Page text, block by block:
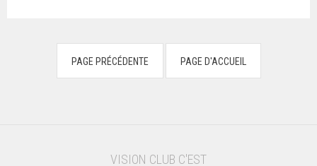
VISION CLUB C'EST